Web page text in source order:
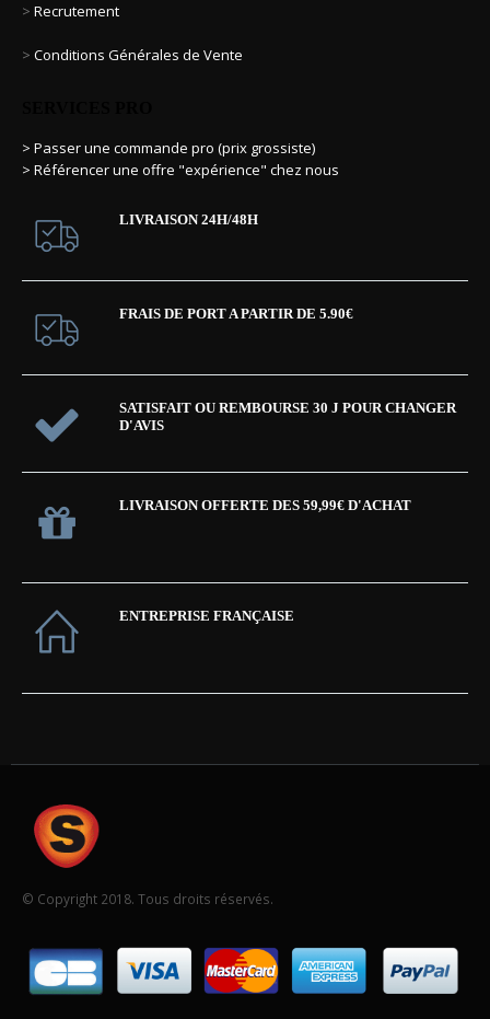
> Recrutement
> Conditions Générales de Vente
> Passer une commande pro (prix grossiste)
> Référencer une offre "expérience" chez nous
LIVRAISON 24H/48H
FRAIS DE PORT A PARTIR DE 5.90€
SATISFAIT OU REMBOURSE 30 J POUR CHANGER
D'AVIS
LIVRAISON OFFERTE DES 59,99€ D'ACHAT
ENTREPRISE FRANÇAISE
© Copyright 2018. Tous droits réservés.